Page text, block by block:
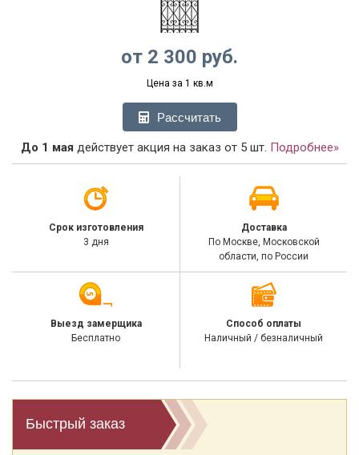
от 2 300 руб.
Цена за 1 кв.м
Рассчитать
До 1 мая действует акция на заказ от 5 шт. Подробнее»
Срок изготовления
3 дня
Доставка
По Москве, Московской
области, по России
Выезд замерщика
Бесплатно
Способ оплаты
Наличный / безналичный
Быстрый заказ